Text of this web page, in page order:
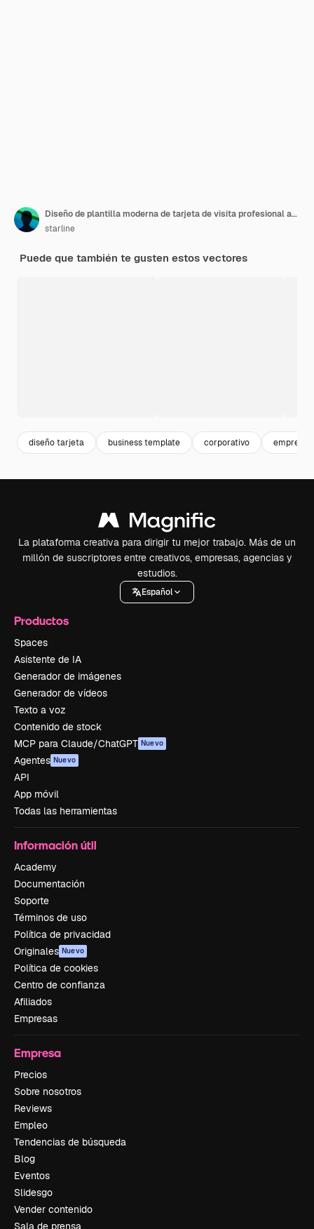
Diseño de plantilla moderna de tarjeta de visita profesional amarilla
starline
Puede que también te gusten estos vectores
diseño tarjeta business template corporativo empresa
La plataforma creativa para dirigir tu mejor trabajo. Más de un
millón de suscriptores entre creativos, empresas, agencias y
estudios.
Español
Productos
Spaces
Asistente de IA
Generador de imágenes
Generador de vídeos
Texto a voz
Contenido de stock
MCP para Claude/ChatGPT Nuevo
Agentes Nuevo
API
App móvil
Todas las herramientas
Información útil
Academy
Documentación
Soporte
Términos de uso
Política de privacidad
Originales Nuevo
Política de cookies
Centro de confianza
Afiliados
Empresas
Empresa
Precios
Sobre nosotros
Reviews
Empleo
Tendencias de búsqueda
Blog
Eventos
Slidesgo
Vender contenido
Sala de prensa